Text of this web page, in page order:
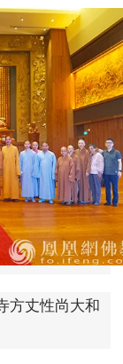
方丈性尚大和